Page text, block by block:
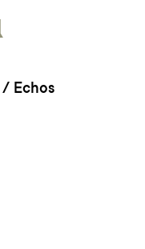
/ Echos